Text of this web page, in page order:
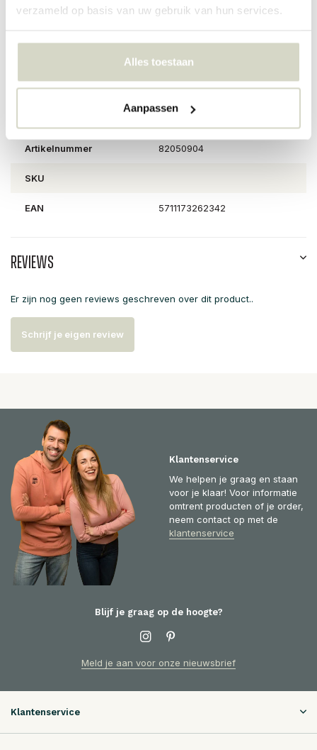
verzameld op basis van uw gebruik van hun services.
Alles toestaan
Aanpassen
Maat: D23xH27 cm
PRODUCTSPECIFICATIES
Artikelnummer 82050904
SKU
EAN 5711173262342
Reviews
Er zijn nog geen reviews geschreven over dit product..
Schrijf je eigen review
Klantenservice
We helpen je graag en staan
voor je klaar! Voor informatie
omtrent producten of je order,
neem contact op met de
klantenservice
Blijf je graag op de hoogte?
Meld je aan voor onze nieuwsbrief
Klantenservice